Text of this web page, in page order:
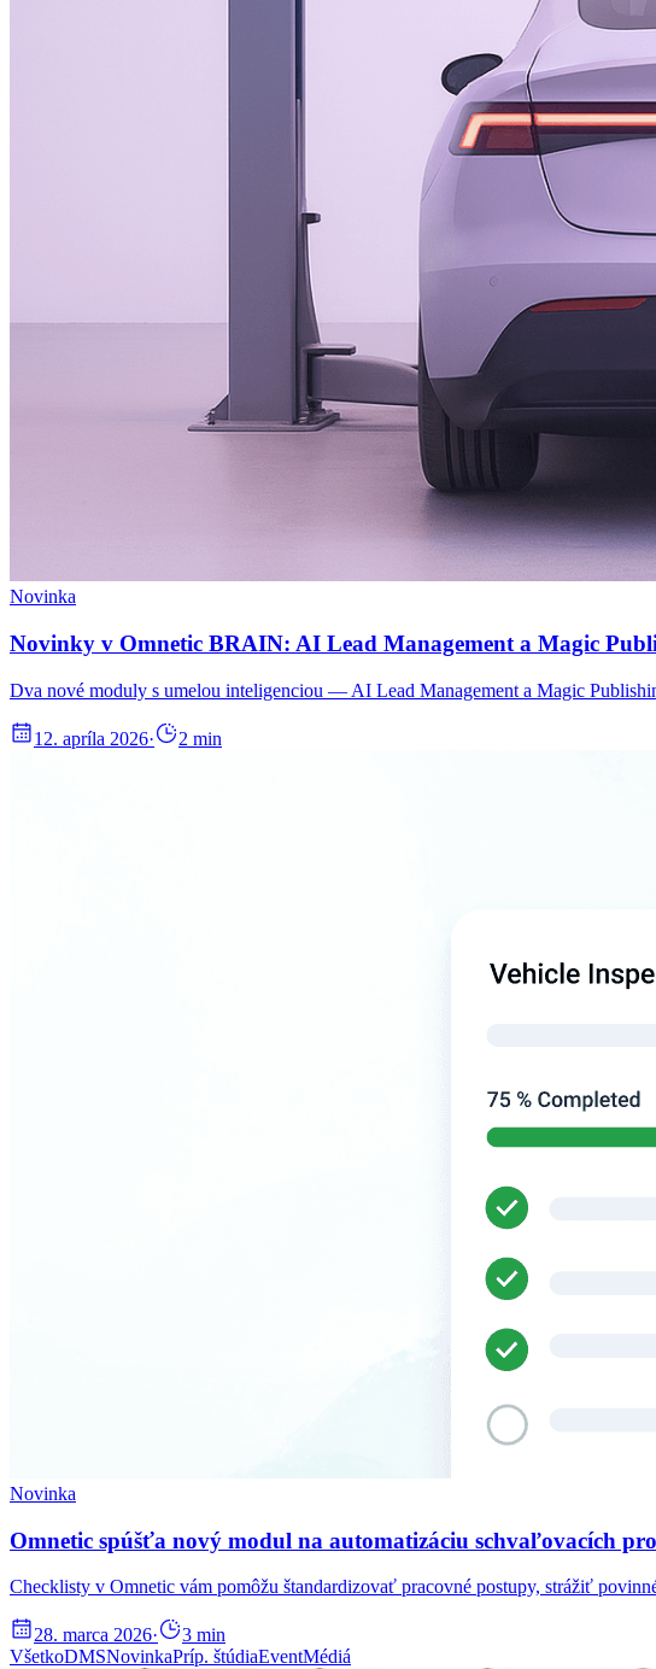
Novinka
Novinky v Omnetic BRAIN: AI Lead Management a Magic
Dva nové moduly s umelou inteligenciou — AI Lead Management a Magic
12. apríla 2026· 2 min
Novinka
Omnetic spúšťa nový modul na automatizáciu schvaľovacích
Checklisty v Omnetic vám pomôžu štandardizovať pracovné postupy, strážiť
28. marca 2026· 3 min
VšetkoDMSNovinkaPríp. štúdiaEventMédiá